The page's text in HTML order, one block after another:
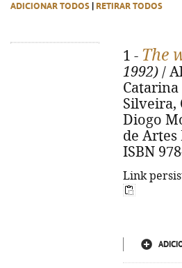
ADICIONAR TODOS RETIRAR TODOS
1 - The
1992) /
Silveira,
Diogo
de Artes
ISBN
Link